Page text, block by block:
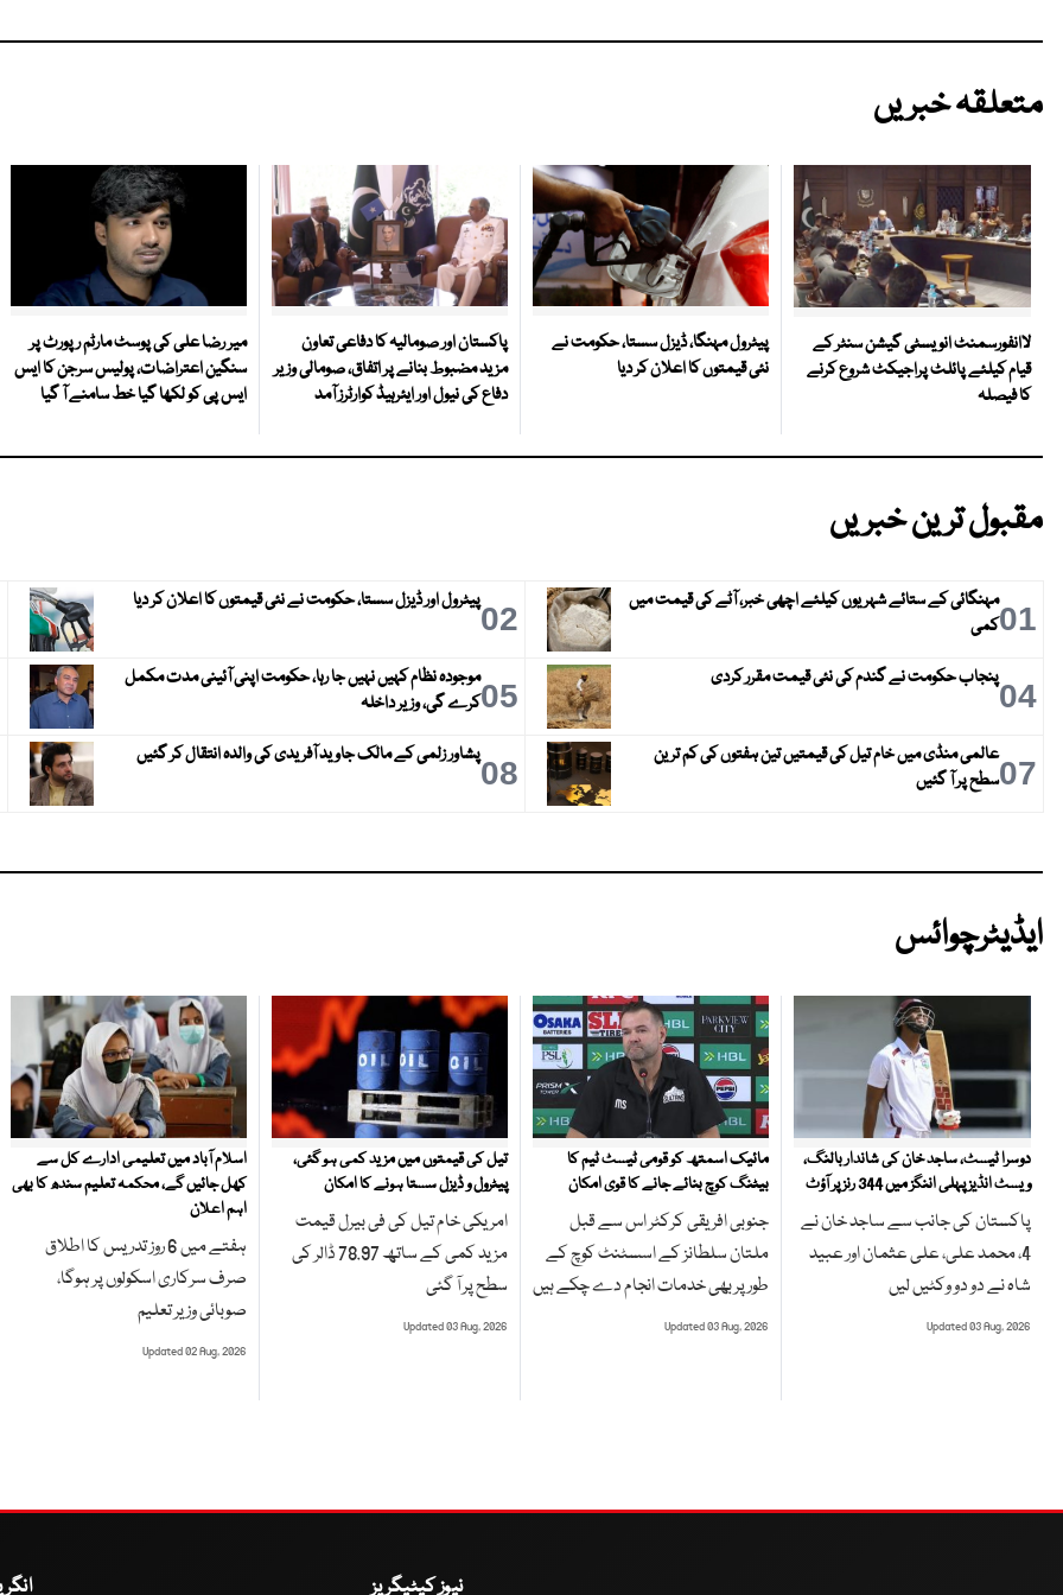
متعلقہ خبریں
لاانفورسمنٹ انویسٹی گیشن سنٹر کے
قیام کیلئے پائلٹ پراجیکٹ شروع کرنے
کا فیصلہ
پیٹرول مہنگا، ڈیزل سستا، حکومت نے
نئی قیمتوں کا اعلان کر دیا
پاکستان اور صومالیہ کا دفاعی تعاون
مزید مضبوط بنانے پر اتفاق، صومالی وزیر
دفاع کی نیول اور ایئرہیڈ کوارٹرز آمد
میر رضا علی کی پوسٹ مارٹم رپورٹ پر
سنگین اعتراضات، پولیس سرجن کا ایس
ایس پی کو لکھا گیا خط سامنے آ گیا
مقبول ترین خبریں
01مہنگائی کے ستائے شہریوں کیلئے اچھی خبر، آٹے کی قیمت میں
کمی
02پیٹرول اور ڈیزل سستا، حکومت نے نئی قیمتوں کا اعلان کر دیا
04پنجاب حکومت نے گندم کی نئی قیمت مقرر کردی 05موجودہ نظام کہیں نہیں جا رہا، حکومت اپنی آئینی مدت مکمل
کرے گی، وزیر داخلہ
07عالمی منڈی میں خام تیل کی قیمتیں تین ہفتوں کی کم ترین
سطح پر آ گئیں
08پشاور زلمی کے مالک جاوید آفریدی کی والدہ انتقال کر گئیں
ایڈیٹرچوائس
دوسرا ٹیسٹ، ساجد خان کی شاندار بالنگ،
ویسٹ انڈیز پہلی اننگز میں 344 رنز پر آؤٹ
پاکستان کی جانب سے ساجد خان نے
4، محمد علی، علی عثمان اور عبید
شاہ نے دو دو وکٹیں لیں
Updated 03 Aug, 2026
مائیک اسمتھ کو قومی ٹیسٹ ٹیم کا
بیٹنگ کوچ بنائے جانے کا قوی امکان
جنوبی افریقی کرکٹر اس سے قبل
ملتان سلطانز کے اسسٹنٹ کوچ کے
طور پر بھی خدمات انجام دے چکے ہیں
Updated 03 Aug, 2026
تیل کی قیمتوں میں مزید کمی ہو گئی،
پیٹرول و ڈیزل سستا ہونے کا امکان
امریکی خام تیل کی فی بیرل قیمت
مزید کمی کے ساتھ 78.97 ڈالر کی
سطح پر آ گئی
Updated 03 Aug, 2026
اسلام آباد میں تعلیمی ادارے کل سے
کھل جائیں گے، محکمہ تعلیم سندھ کا بھی
اہم اعلان
ہفتے میں 6 روز تدریس کا اطلاق
صرف سرکاری اسکولوں پر ہوگا،
صوبائی وزیر تعلیم
Updated 02 Aug, 2026
نیوز کیٹیگریز